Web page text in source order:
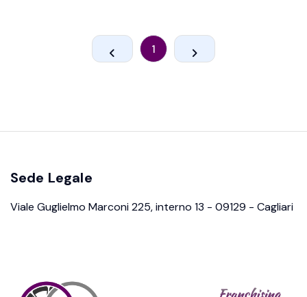
1
Sede Legale
Viale Guglielmo Marconi 225, interno 13 - 09129 - Cagliari